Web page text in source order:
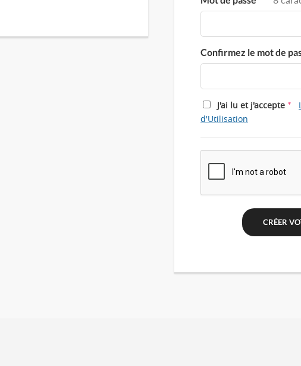
Confirmez le mot de
J'ai lu et j'accepte *
d'Utilisation